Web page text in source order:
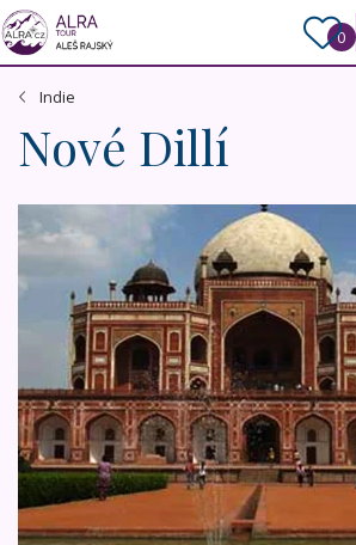
0
Indie
Nové Dillí
Přírodní i kulturní skvosty severní Indie